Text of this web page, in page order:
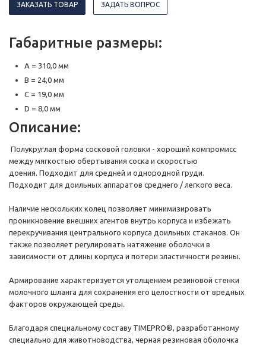
ЗАКАЗАТЬ ТОВАР ЗАДАТЬ ВОПРОС
Габаритные размеры:
A = 310,0 мм
B = 24,0 мм
C = 19,0 мм
D = 8,0 мм
Описание:
Полукруглая форма сосковой головки - хороший компромисс
между мягкостью обертывания соска и скоростью
доения. Подходит для средней и однородной груди.
Подходит для доильных аппаратов среднего / легкого веса.
Наличие нескольких колец позволяет минимизировать
проникновение внешних агентов внутрь корпуса и избежать
перекручивания центрального корпуса доильных стаканов. Он
также позволяет регулировать натяжение оболочки в
зависимости от длины корпуса и потери эластичности резины.
Армирование характеризуется утолщением резиновой стенки
молочного шланга для сохранения его целостности от вредных
факторов окружающей среды.
Благодаря специальному составу TIMEPRO®, разработанному
специально для животноводства, черная резиновая оболочка